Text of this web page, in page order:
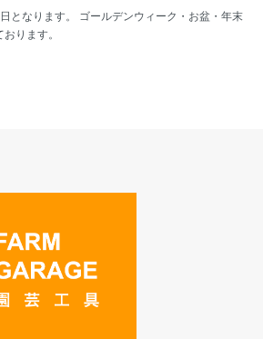
となります。 ゴールデンウィーク・お盆・年末
ります。